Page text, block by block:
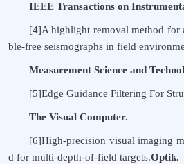
IEEE Transactions on
[4]A highlight removal method for
ble-free seismographs in field
Measurement Science and
[5]Edge Guidance Filtering For
The Visual Computer.
[6]High-precision visual imaging
d for multi-depth-of-field targets.Optik.